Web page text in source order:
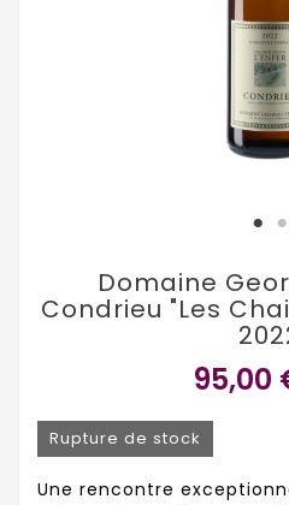
Domaine
Condrieu "Les
95,00
Rupture de stock
Une rencontre